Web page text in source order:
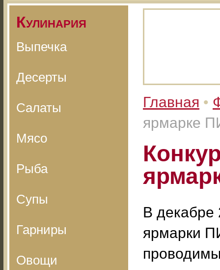
Кулинария
Выпечка
Десерты
Салаты
Мясо
Рыба
Супы
Гарниры
Овощи
Главная •
ярмарке
В декабре
ярмарки